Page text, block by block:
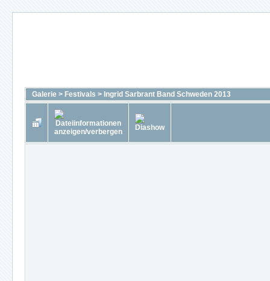
Galerie > Festivals > Ingrid Sarbrant Band Schweden 2013